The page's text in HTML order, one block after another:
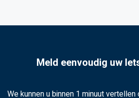
Meld eenvoudig uw
We kunnen u binnen 1 minuut